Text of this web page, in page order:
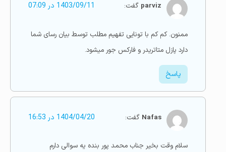
parviz گفت: 1403/09/11 در 07:09
ممنون. کم کم با تونایی تفهیم مطلب توسط بیان رسای شما
دارد پازل متاتریدر و فارکس جور میشود.
پاسخ
Nafas گفت: 1404/04/20 در 16:53
سلام وقت بخیر جناب محمد پور بنده یه سوالی دارم